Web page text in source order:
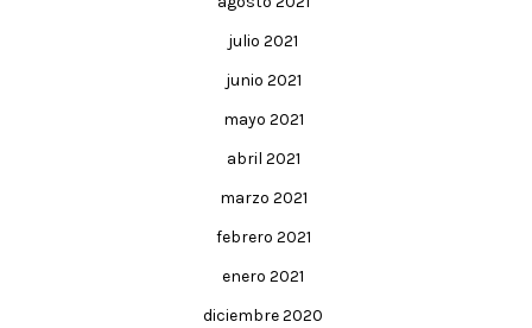
julio 2021
junio 2021
mayo 2021
abril 2021
marzo 2021
febrero 2021
enero 2021
diciembre 2020